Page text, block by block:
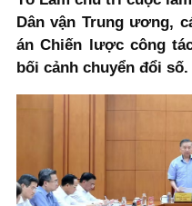
Dân vận Trung ương,
án Chiến lược công
bối cảnh chuyển đổi số.